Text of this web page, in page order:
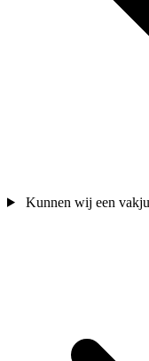
Kunnen wij een